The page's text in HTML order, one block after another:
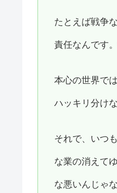
たとえば戦争
責任なんです
本心の世界で
ハッキリ分け
それで、いつ
な業の消えて
な悪いんじゃ